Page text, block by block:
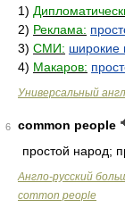
1)
2) Реклама:
3) СМИ: широкие
4) Макаров:
Универсальный
6
common people
простой народ;
Англо-русский
common people